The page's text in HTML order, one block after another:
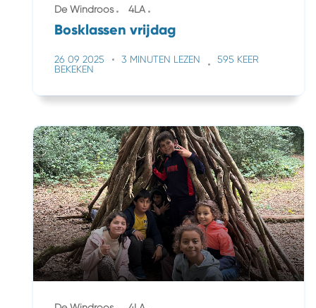
De Windroos 4LA
Bosklassen vrijdag
26 09 2025 3 MINUTEN LEZEN
595 KEER
BEKEKEN